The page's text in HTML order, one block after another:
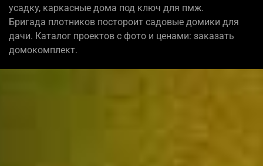
усадку, каркасные дома под ключ для пмж.
Бригада плотников постороит садовые домики для
дачи. Каталог проектов с фото и ценами: заказать
домокомплект.